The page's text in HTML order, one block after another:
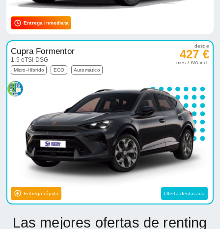
Entrega inmediata
Cupra Formentor
1.5 eTSI DSG
Micro-Híbrido ECO Automático
desde
427 €
mes / IVA incl.
Entrega rápida Oferta destacada
Las mejores ofertas de renting